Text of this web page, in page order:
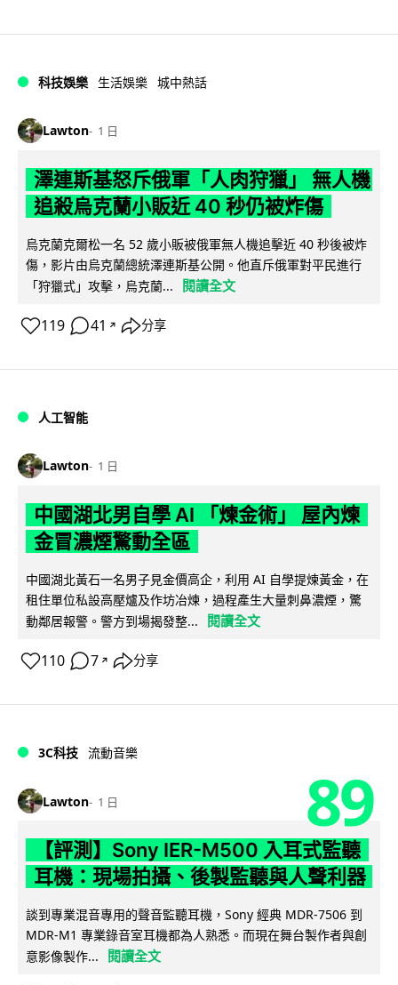
科技娛樂 生活娛樂 城中熱話
Lawton 1 日
澤連斯基怒斥俄軍「人肉狩獵」 無人機
追殺烏克蘭小販近 40 秒仍被炸傷
烏克蘭克爾松一名 52 歲小販被俄軍無人機追擊近 40 秒後被炸
傷，影片由烏克蘭總統澤連斯基公開。他直斥俄軍對平民進行
「狩獵式」攻擊，烏克蘭...
閱讀全文
119 41 ↗ 分享
人工智能
Lawton 1 日
中國湖北男自學 AI 「煉金術」 屋內煉
金冒濃煙驚動全區
中國湖北黃石一名男子見金價高企，利用 AI 自學提煉黃金，在
租住單位私設高壓爐及作坊冶煉，過程產生大量刺鼻濃煙，驚
動鄰居報警。警方到場揭發整...
閱讀全文
110 7 ↗ 分享
3C科技 流動音樂
Lawton 1 日 89
【評測】Sony IER-M500 入耳式監聽
耳機：現場拍攝、後製監聽與人聲利器
談到專業混音專用的聲音監聽耳機，Sony 經典 MDR-7506 到
MDR-M1 專業錄音室耳機都為人熟悉。而現在舞台製作者與創
意影像製作...
閱讀全文